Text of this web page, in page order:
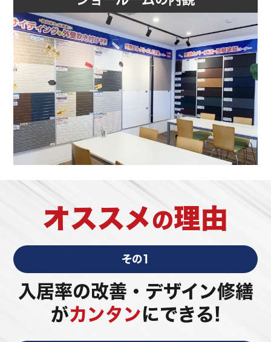
オススメの理由
その1
入居率の改善・デザイン修繕
がカンタンにできる!